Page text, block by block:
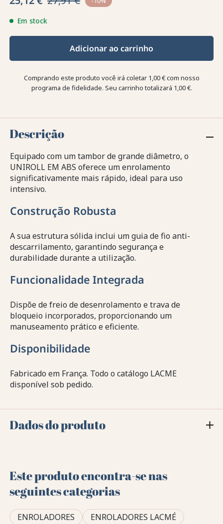
Em stock
Adicionar ao carrinho
Comprando este produto você irá coletar 1,00 €com nosso
programa de fidelidade. Seu carrinho totalizará 1,00 €.
Descrição
Equipado com um tambor de grande diâmetro, o
UNIROLL EM ABS oferece um enrolamento
significativamente mais rápido, ideal para uso
intensivo.
Construção Robusta
A sua estrutura sólida inclui um guia de fio anti-
descarrilamento, garantindo segurança e
durabilidade durante a utilização.
Funcionalidade Integrada
Dispõe de freio de desenrolamento e trava de
bloqueio incorporados, proporcionando um
manuseamento prático e eficiente.
Disponibilidade
Fabricado em França. Todo o catálogo LACME
disponível sob pedido.
Dados do produto
Este produto encontra-se nas
seguintes categorias
ENROLADORES ENROLADORES LACMÉ